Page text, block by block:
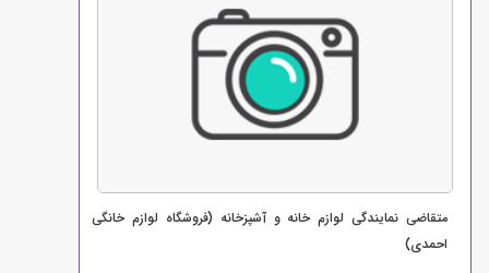
متقاضی نمایندگی لوازم خانه و آشپزخانه (فروشگاه لوازم خانگی
احمدی)